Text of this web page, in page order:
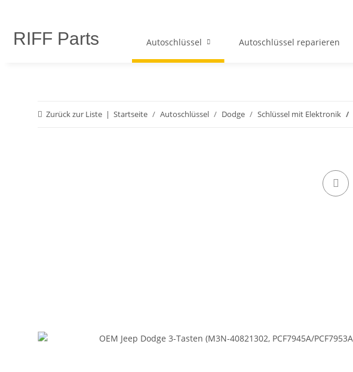
RIFF Parts Autoschlüssel Autoschlüssel reparieren
Zurück zur Liste Startseite Autoschlüssel Dodge Schlüssel mit Elektronik